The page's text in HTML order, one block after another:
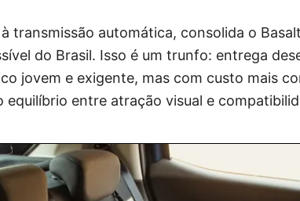
transmissão automática, consolida o
do Brasil. Isso é um trunfo: entrega
jovem e exigente, mas com custo mais
entre atração visual e